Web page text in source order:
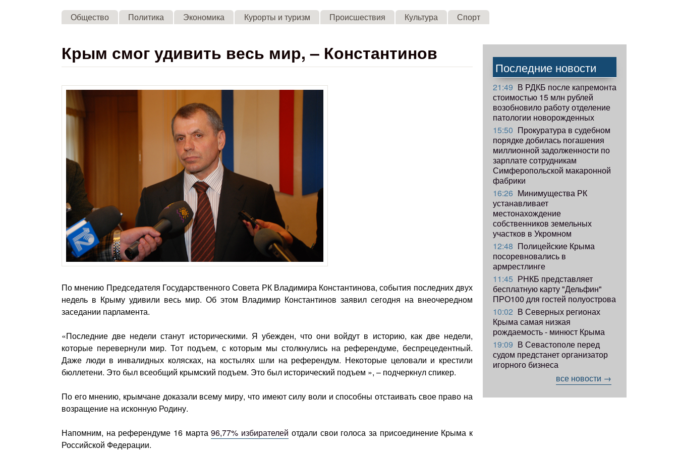
Skip to main content
Общество Политика Экономика Курорты и туризм Происшествия Культура Спорт
Крым смог удивить весь мир, – Константинов
По мнению Председателя Государственного Совета РК Владимира Константинова, события последних двух
недель в Крыму удивили весь мир. Об этом Владимир Константинов заявил сегодня на внеочередном
заседании парламента.
«Последние две недели станут историческими. Я убежден, что они войдут в историю, как две недели,
которые перевернули мир. Тот подъем, с которым мы столкнулись на референдуме, беспрецедентный.
Даже люди в инвалидных колясках, на костылях шли на референдум. Некоторые целовали и крестили
бюллетени. Это был всеобщий крымский подъем. Это был исторический подъем », – подчеркнул спикер.
По его мнению, крымчане доказали всему миру, что имеют силу воли и способны отстаивать свое право на
возращение на исконную Родину.
Напомним, на референдуме 16 марта96,77% избирателей отдали свои голоса за присоединение Крыма к
Российской Федерации.
Последние новости
21:49 В РДКБ после капремонта
стоимостью 15 млн рублей
возобновило работу отделение
патологии новорожденных
15:50 Прокуратура в судебном
порядке добилась погашения
миллионной задолженности по
зарплате сотрудникам
Симферопольской макаронной
фабрики
16:26 Минимущества РК
устанавливает
местонахождение
собственников земельных
участков в Укромном
12:48 Полицейские Крыма
посоревновались в
армрестлинге
11:45 РНКБ представляет
бесплатную карту "Дельфин"
ПРО100 для гостей полуострова
10:02 В Северных регионах
Крыма самая низкая
рождаемость - минюст Крыма
19:09 В Севастополе перед
судом предстанет организатор
игорного бизнеса
все новости →